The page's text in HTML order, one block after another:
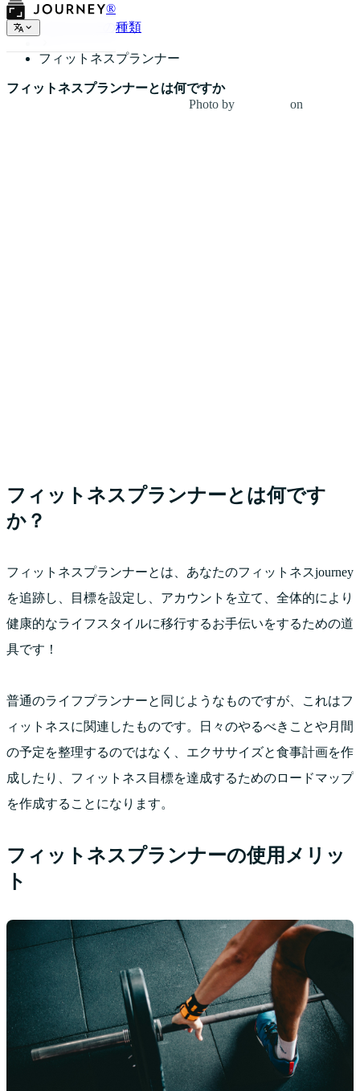
®
プランナーの種類
フィットネスプランナー
フィットネスプランナーとは何ですか
Photo by on
フィットネスプランナーとは何です
か？
フィットネスプランナーとは、あなたのフィットネスjourney
を追跡し、目標を設定し、アカウントを立て、全体的により
健康的なライフスタイルに移行するお手伝いをするための道
具です！
普通のライフプランナーと同じようなものですが、これはフ
ィットネスに関連したものです。日々のやるべきことや月間
の予定を整理するのではなく、エクササイズと食事計画を作
成したり、フィットネス目標を達成するためのロードマップ
を作成することになります。
フィットネスプランナーの使用メリッ
ト